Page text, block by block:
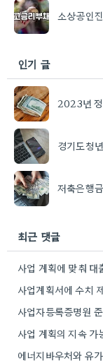
소상공인
인기 글
2023년
경기도청
저축은행
최근 댓글